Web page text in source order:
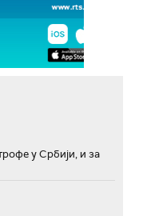
у Србији, и за